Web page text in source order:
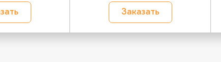
Заказать